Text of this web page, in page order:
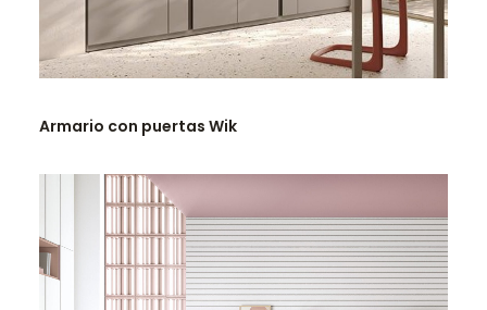
Armario con puertas Wik